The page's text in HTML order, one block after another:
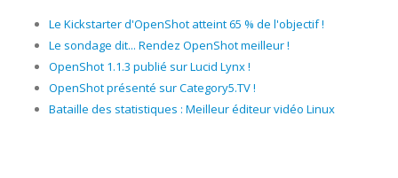
Le Kickstarter d'OpenShot atteint 65 % de l'objectif !
Le sondage dit... Rendez OpenShot meilleur !
OpenShot 1.1.3 publié sur Lucid Lynx !
OpenShot présenté sur Category5.TV !
Bataille des statistiques : Meilleur éditeur vidéo Linux